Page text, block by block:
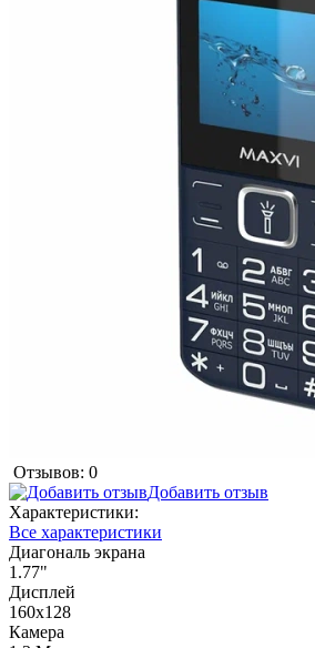
Отзывов: 0
Добавить отзыв
Характеристики:
Все характеристики
Диагональ экрана
1.77"
Дисплей
160х128
Камера